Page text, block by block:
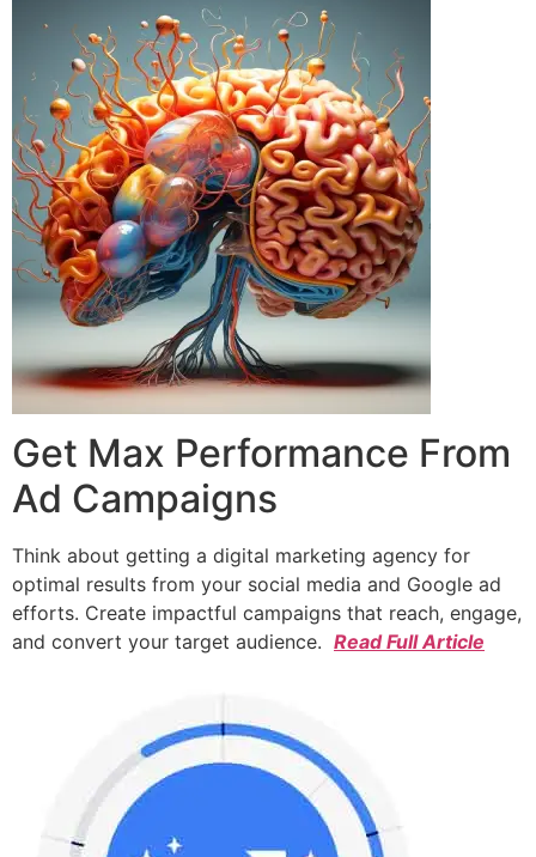
Get Max Performance From
Ad Campaigns
Think about getting a digital marketing agency for
optimal results from your social media and Google ad
efforts. Create impactful campaigns that reach, engage,
and convert your target audience. Read Full Article